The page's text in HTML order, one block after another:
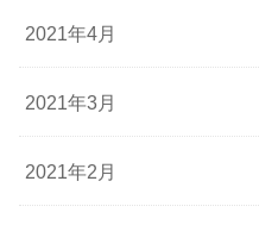
2021年4月
2021年3月
2021年2月